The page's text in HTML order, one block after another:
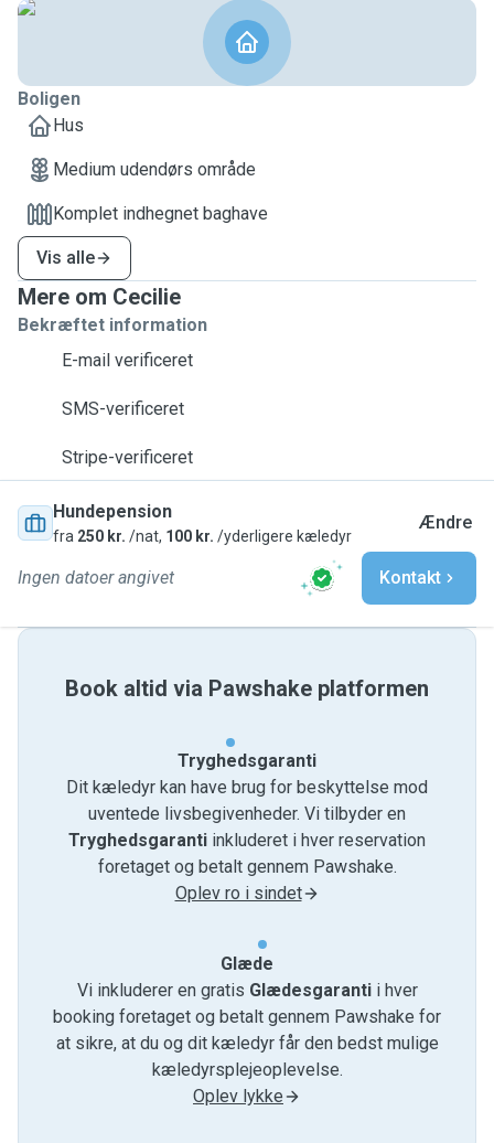
Boligen
Hus
Medium udendørs område
Komplet indhegnet baghave
Vis alle
Mere om Cecilie
Bekræftet information
E-mail verificeret
SMS-verificeret
Stripe-verificeret
Hundepension
fra 250 kr. /nat, 100 kr. /yderligere kæledyr
Ændre
Ingen datoer angivet Kontakt
Book altid via Pawshake platformen
Tryghedsgaranti
Dit kæledyr kan have brug for beskyttelse mod
uventede livsbegivenheder. Vi tilbyder en
Tryghedsgaranti inkluderet i hver reservation
foretaget og betalt gennem Pawshake.
Oplev ro i sindet
Glæde
Vi inkluderer en gratis Glædesgarantii hver
booking foretaget og betalt gennem Pawshake for
at sikre, at du og dit kæledyr får den bedst mulige
kæledyrsplejeoplevelse.
Oplev lykke